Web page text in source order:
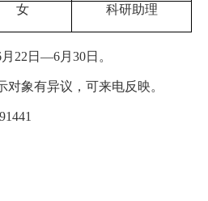
女 科研助理
22日—6月30日。
对象有异议，可来电反映。